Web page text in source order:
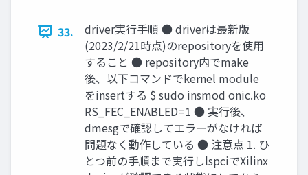
33.
driver実行手順 ● driverは最新版
(2023/2/21時点)のrepositoryを使用
すること ● repository内でmake
後、以下コマンドでkernel module
をinsertする $ sudo insmod onic.ko
RS_FEC_ENABLED=1 ● 実行後、
dmesgで確認してエラーがなければ
問題なく動作している ● 注意点 1. ひ
とつ前の手順まで実行しlspciでXilinx